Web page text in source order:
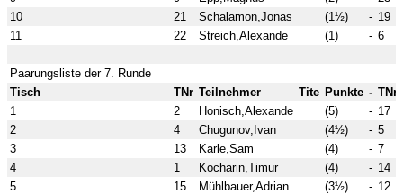
10
21 Schalamon,Jonas (1½) - 19
11
22 Streich,Alexande (1) - 6
Paarungsliste der 7. Runde
Tisch
TNr Teilnehmer Tite Punkte - TNr
1
2 Honisch,Alexande (5) - 17
2
4 Chugunov,Ivan (4½) - 5
3
13 Karle,Sam (4) - 7
4
1 Kocharin,Timur (4) - 14
5
15 Mühlbauer,Adrian (3½) - 12